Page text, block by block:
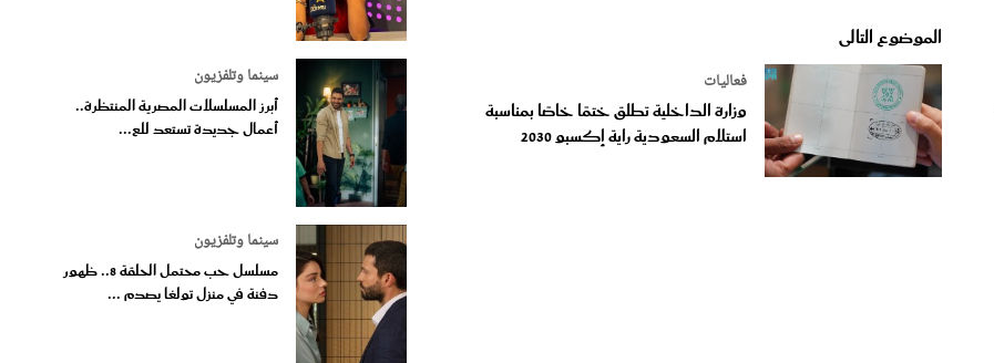
الموضوع التالى
فعاليات
وزارة الداخلية تطلق ختمًا خاصًا بمناسبة
استلام السعودية راية إكسبو 2030
سينما وتلفزيون
أبرز المسلسلات المصرية المنتظرة..
أعمال جديدة تستعد للع...
سينما وتلفزيون
مسلسل حب محتمل الحلقة 8.. ظهور
دفنة في منزل تولغا يصدم ...